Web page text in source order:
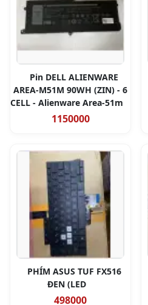
Pin DELL ALIENWARE
AREA-M51M 90WH (ZIN) - 6
CELL - Alienware Area-51m
1150000
PHÍM ASUS TUF FX516
ĐEN (LED
498000